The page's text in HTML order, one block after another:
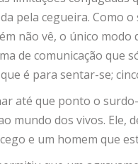
pela cegueira. Como
não vê, o único
de comunicação que
é para sentar-se;
até que ponto o
mundo dos vivos.
e um homem que